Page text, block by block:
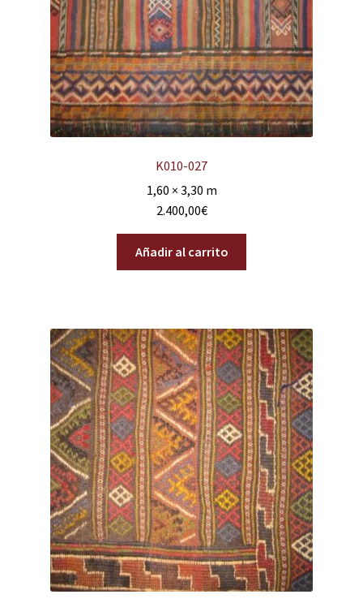
K010-027
1,60 × 3,30 m
2.400,00€
Añadir al carrito